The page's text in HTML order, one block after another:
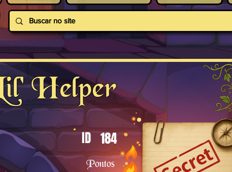
ID 184
Pontos
Helper